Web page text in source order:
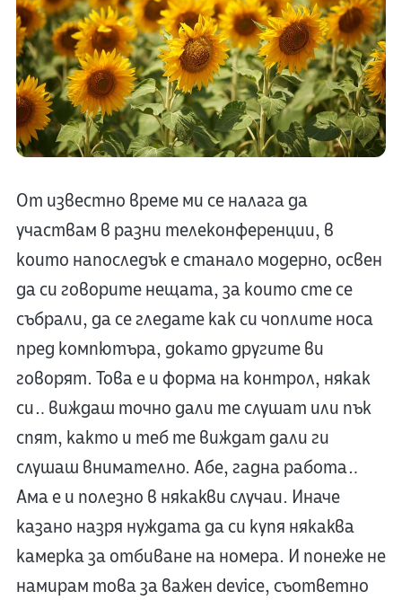
От известно време ми се налага да
участвам в разни телеконференции, в
които напоследък е станало модерно, освен
да си говорите нещата, за които сте се
събрали, да се гледате как си чоплите носа
пред компютъра, докато другите ви
говорят. Това е и форма на контрол, някак
си… виждаш точно дали те слушат или пък
спят, както и теб те виждат дали ги
слушаш внимателно. Абе, гадна работа…
Ама е и полезно в някакви случаи. Иначе
казано назря нуждата да си купя някаква
камерка за отбиване на номера. И понеже не
намирам това за важен device, съответно